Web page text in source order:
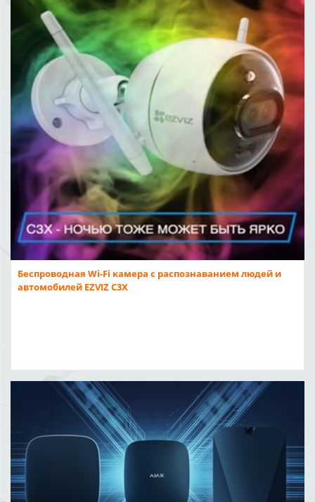
Беспроводная Wi-Fi камера с распознаванием людей и
автомобилей EZVIZ C3X